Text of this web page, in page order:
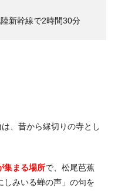
新幹線で2時間30分
、昔から縁切りの寺とし
集まる場所で、松尾芭蕉
しみいる蝉の声」の句を